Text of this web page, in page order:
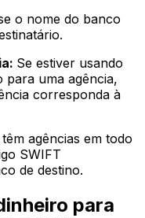
o nome do banco
Se estiver usando
para uma agência,
corresponda à
agências em todo
SWIFT
de destino.
para